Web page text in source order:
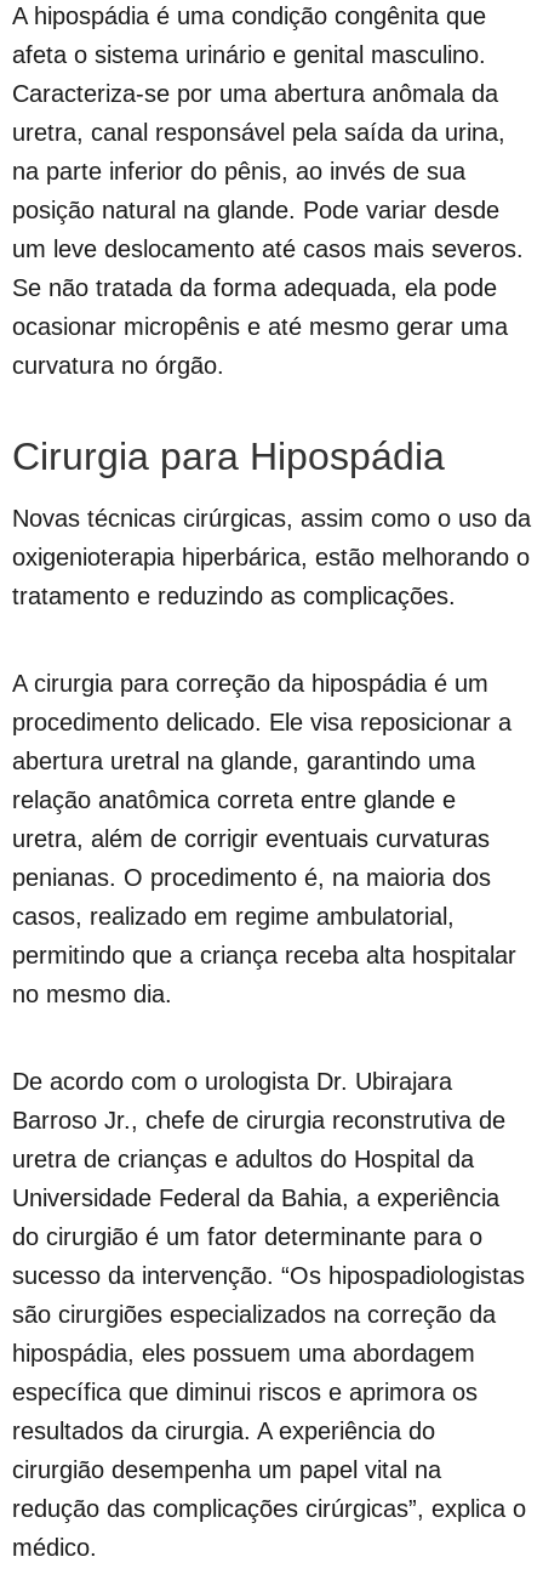
A hipospádia é uma condição congênita que
afeta o sistema urinário e genital masculino.
Caracteriza-se por uma abertura anômala da
uretra, canal responsável pela saída da urina,
na parte inferior do pênis, ao invés de sua
posição natural na glande. Pode variar desde
um leve deslocamento até casos mais severos.
Se não tratada da forma adequada, ela pode
ocasionar micropênis e até mesmo gerar uma
curvatura no órgão.
Cirurgia para Hipospádia
Novas técnicas cirúrgicas, assim como o uso da
oxigenioterapia hiperbárica, estão melhorando o
tratamento e reduzindo as complicações.
A cirurgia para correção da hipospádia é um
procedimento delicado. Ele visa reposicionar a
abertura uretral na glande, garantindo uma
relação anatômica correta entre glande e
uretra, além de corrigir eventuais curvaturas
penianas. O procedimento é, na maioria dos
casos, realizado em regime ambulatorial,
permitindo que a criança receba alta hospitalar
no mesmo dia.
De acordo com o urologista Dr. Ubirajara
Barroso Jr., chefe de cirurgia reconstrutiva de
uretra de crianças e adultos do Hospital da
Universidade Federal da Bahia, a experiência
do cirurgião é um fator determinante para o
sucesso da intervenção. “Os hipospadiologistas
são cirurgiões especializados na correção da
hipospádia, eles possuem uma abordagem
específica que diminui riscos e aprimora os
resultados da cirurgia. A experiência do
cirurgião desempenha um papel vital na
redução das complicações cirúrgicas”, explica o
médico.